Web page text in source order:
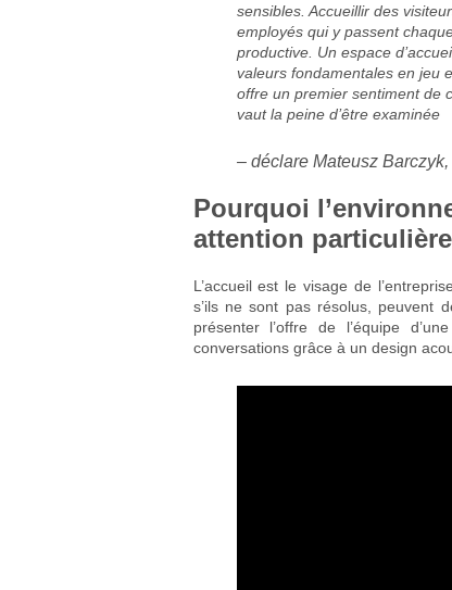
sensibles. Accueillir des
employés qui y passent
productive. Un espace
valeurs fondamentales en jeu
offre un premier sentiment de
vaut la peine d’être examinée
– déclare Mateusz
Pourquoi
attention
L’accueil est le visage de
s’ils ne sont pas résolus, peuvent
présenter l’offre de l’équipe
conversations grâce à un design